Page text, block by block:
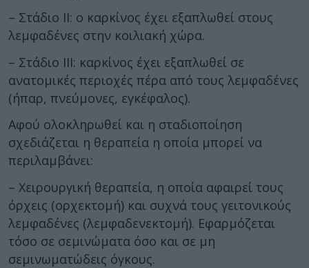
– Στάδιο ΙΙ: ο καρκίνος έχει εξαπλωθεί στους
λεμφαδένες στην κοιλιακή χώρα.
– Στάδιο ΙΙΙ: καρκίνος έχει εξαπλωθεί σε
ανατομικές περιοχές πέρα από τους λεμφαδένες
(ήπαρ, πνεύμονες, εγκέφαλος).
Αφού ολοκληρωθεί και η σταδιοποίηση
σχεδιάζεται η θεραπεία η οποία μπορεί να
περιλαμβάνει:
– Χειρουργική θεραπεία, η οποία αφαιρεί τους
όρχεις (ορχεκτομή) και συχνά τους γειτονικούς
λεμφαδένες (λεμφαδενεκτομή). Εφαρμόζεται
τόσο σε σεμινώματα όσο και σε μη
σεμινωματώδεις όγκους.